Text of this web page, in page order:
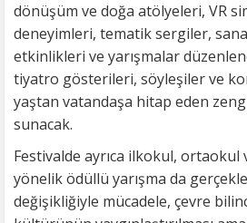
dönüşüm ve doğa atölyeleri, VR
deneyimleri, tematik sergiler,
etkinlikleri ve yarışmalar
tiyatro gösterileri, söyleşiler ve
yaştan vatandaşa hitap eden
sunacak.
Festivalde ayrıca ilkokul,
yönelik ödüllü yarışma da
değişikliğiyle mücadele, çevre